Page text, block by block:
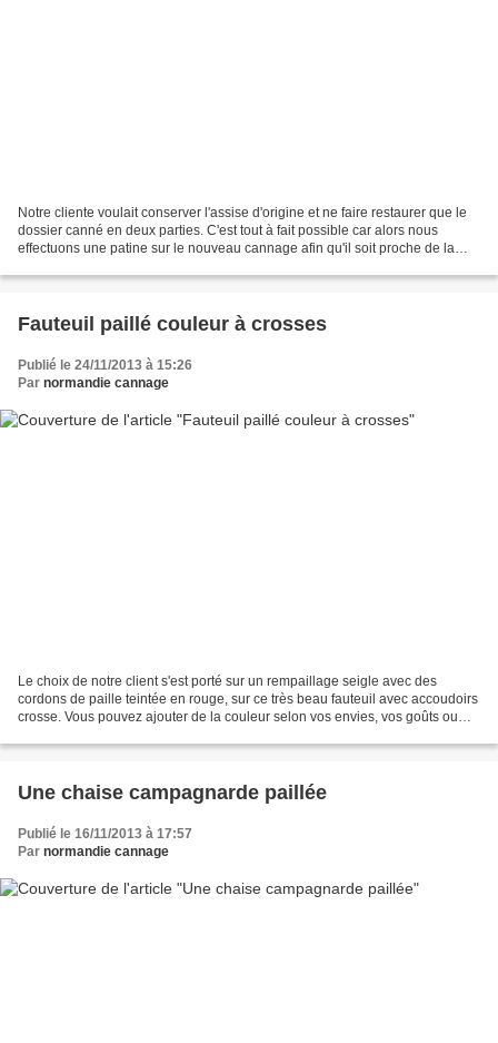
Notre cliente voulait conserver l'assise d'origine et ne faire restaurer que le
dossier canné en deux parties. C'est tout à fait possible car alors nous
effectuons une patine sur le nouveau cannage afin qu'il soit proche de la
Fauteuil paillé couleur à crosses
Publié le 24/11/2013 à 15:26
Par normandie cannage
Le choix de notre client s'est porté sur un rempaillage seigle avec des
cordons de paille teintée en rouge, sur ce très beau fauteuil avec accoudoirs
crosse. Vous pouvez ajouter de la couleur selon vos envies, vos goûts ou
Une chaise campagnarde paillée
Publié le 16/11/2013 à 17:57
Par normandie cannage